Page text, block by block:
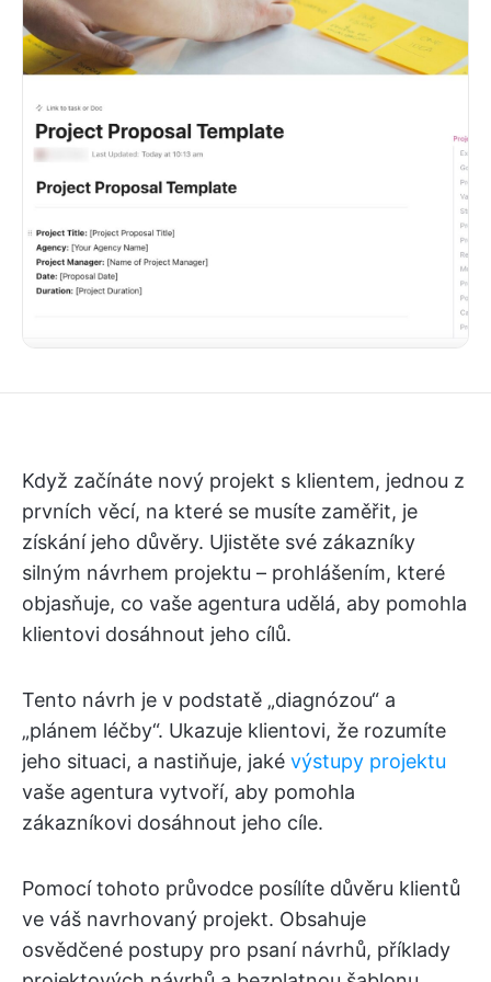
Když začínáte nový projekt s klientem, jednou z
prvních věcí, na které se musíte zaměřit, je
získání jeho důvěry. Ujistěte své zákazníky
silným návrhem projektu – prohlášením, které
objasňuje, co vaše agentura udělá, aby pomohla
klientovi dosáhnout jeho cílů.
Tento návrh je v podstatě „diagnózou“ a
„plánem léčby“. Ukazuje klientovi, že rozumíte
jeho situaci, a nastiňuje, jaké výstupy projektu
vaše agentura vytvoří, aby pomohla
zákazníkovi dosáhnout jeho cíle.
Pomocí tohoto průvodce posílíte důvěru klientů
ve váš navrhovaný projekt. Obsahuje
osvědčené postupy pro psaní návrhů, příklady